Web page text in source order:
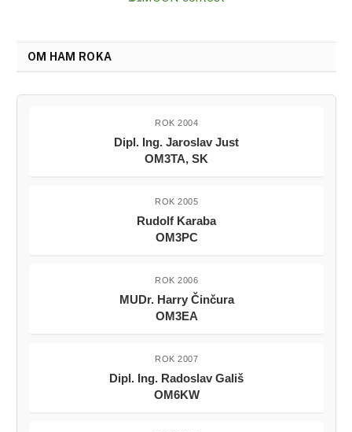
OM HAM ROKA
ROK 2004
Dipl. Ing. Jaroslav Just
OM3TA, SK
ROK 2005
Rudolf Karaba
OM3PC
ROK 2006
MUDr. Harry Činčura
OM3EA
ROK 2007
Dipl. Ing. Radoslav Gališ
OM6KW